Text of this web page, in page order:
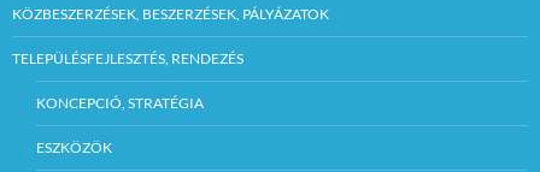
KÖZBESZERZÉSEK, BESZERZÉSEK, PÁLYÁZATOK
TELEPÜLÉSFEJLESZTÉS, RENDEZÉS
KONCEPCIÓ, STRATÉGIA
ESZKÖZÖK